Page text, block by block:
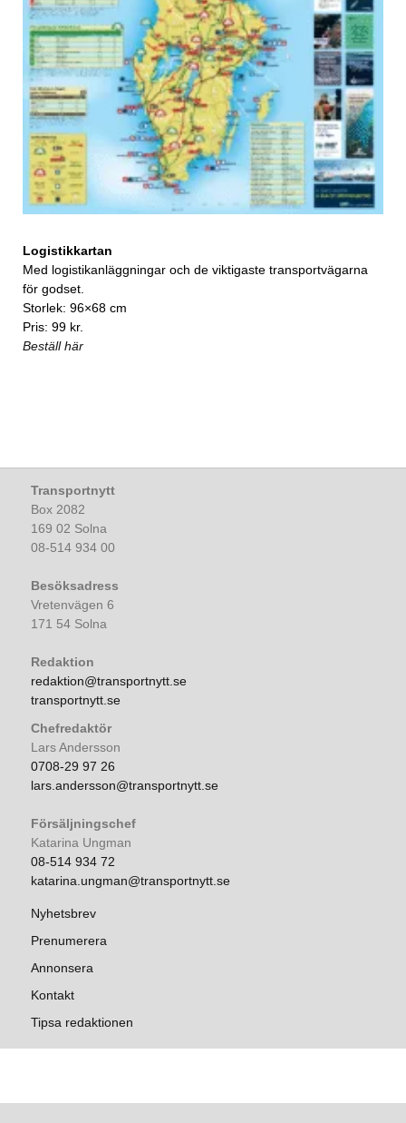
Logistikkartan
Med logistikanläggningar och de viktigaste transportvägarna
för godset.
Storlek: 96×68 cm
Pris: 99 kr.
Beställ här
Transportnytt
Box 2082
169 02 Solna
08-514 934 00
Besöksadress
Vretenvägen 6
171 54 Solna
Redaktion
redaktion@transportnytt.se
transportnytt.se
Chefredaktör
Lars Andersson
0708-29 97 26
lars.andersson@transportnytt.se
Försäljningschef
Katarina Ungman
08-514 934 72
katarina.ungman@transportnytt.se
Nyhetsbrev
Prenumerera
Annonsera
Kontakt
Tipsa redaktionen